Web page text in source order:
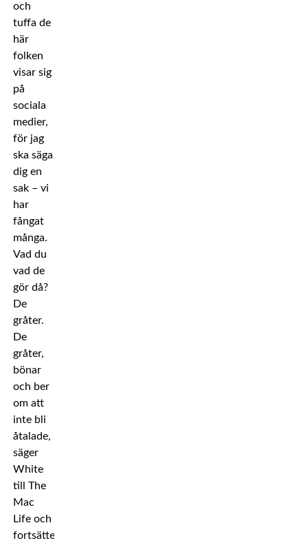
och
tuffa de
här
folken
visar sig
på
sociala
medier,
för jag
ska säga
dig en
sak – vi
har
fångat
många.
Vad du
vad de
gör då?
De
gråter.
De
gråter,
bönar
och ber
om att
inte bli
åtalade,
säger
White
till The
Mac
Life och
fortsätter: